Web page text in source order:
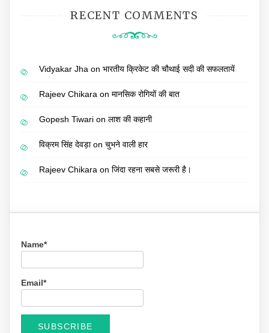
RECENT COMMENTS
Vidyakar Jha on भारतीय क्रिकेट की चौथाई सदी की सफलतायें
Rajeev Chikara on मानसिक रोगियों की बात
Gopesh Tiwari on लाश की कहानी
विक्रम सिंह देवड़ाon चुभने वाली हार
Rajeev Chikara on जिंदा रहना सबसे जरूरी है।
Name*
Email*